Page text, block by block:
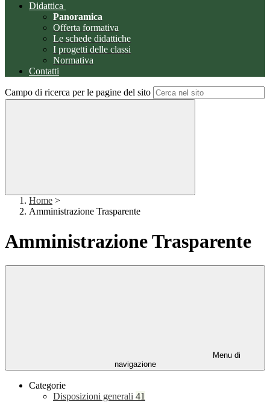
Didattica
Panoramica
Offerta formativa
Le schede didattiche
I progetti delle classi
Normativa
Contatti
Campo di ricerca per le pagine del sito
Home >
Amministrazione Trasparente
Amministrazione Trasparente
Menu di
navigazione
Categorie
Disposizioni generali 41